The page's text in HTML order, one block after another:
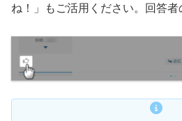
ね！」もご活用ください。回答者